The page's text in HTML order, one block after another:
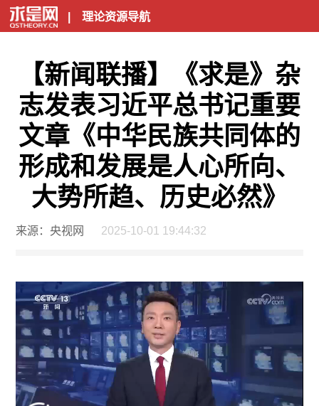
| 理论资源导航
【新闻联播】《求是》杂
志发表习近平总书记重要
文章《中华民族共同体的
形成和发展是人心所向、
大势所趋、历史必然》
来源：央视网 2025-10-01 19:44:32